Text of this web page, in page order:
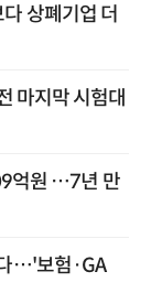
상폐기업 더
마지막 시험대
억원 …7년 만
…'보험·GA